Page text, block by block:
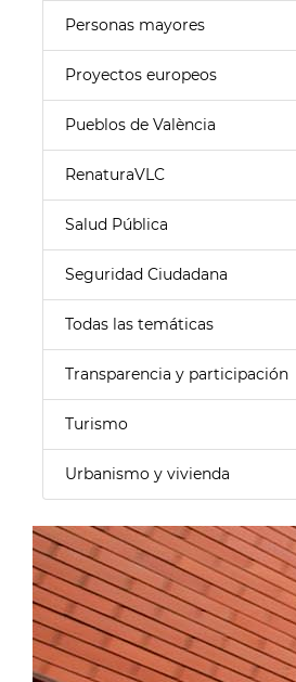
Personas mayores
Proyectos europeos
Pueblos de València
RenaturaVLC
Salud Pública
Seguridad Ciudadana
Todas las temáticas
Transparencia y participación
Turismo
Urbanismo y vivienda